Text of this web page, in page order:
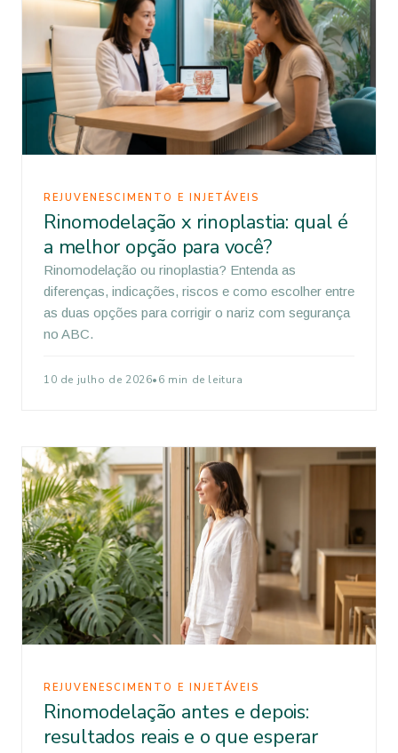
REJUVENESCIMENTO E INJETÁVEIS
Rinomodelação x rinoplastia: qual é
a melhor opção para você?
Rinomodelação ou rinoplastia? Entenda as
diferenças, indicações, riscos e como escolher entre
as duas opções para corrigir o nariz com segurança
no ABC.
10 de julho de 2026•6 min de leitura
REJUVENESCIMENTO E INJETÁVEIS
Rinomodelação antes e depois:
resultados reais e o que esperar